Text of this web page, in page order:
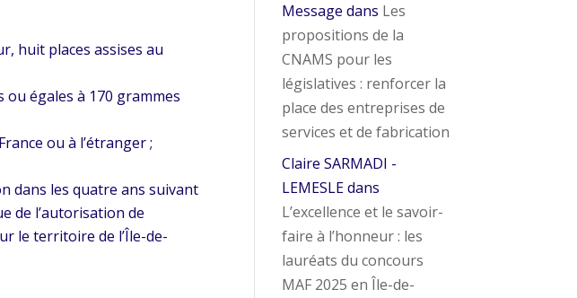
huit places assises au
ou égales à 170 grammes
ou à l’étranger ;
dans les quatre ans suivant
de l’autorisation de
le territoire de l’Île-de-
Message dans Les
propositions de la
CNAMS pour les
législatives : renforcer la
place des entreprises de
services et de fabrication
Claire SARMADI -
LEMESLEdans
L’excellence et le savoir-
faire à l’honneur : les
lauréats du concours
MAF 2025 en Île-de-